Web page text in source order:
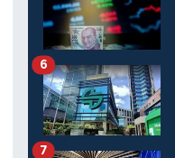
6
7